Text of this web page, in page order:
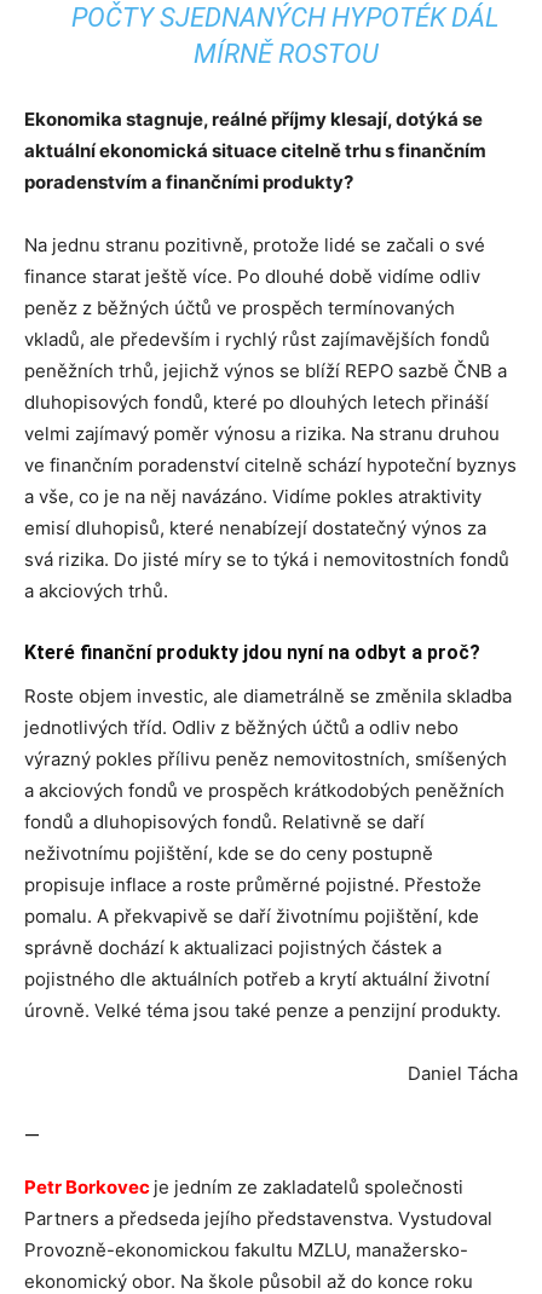
POČTY SJEDNANÝCH HYPOTÉK DÁL
MÍRNĚ ROSTOU
Ekonomika stagnuje, reálné příjmy klesají, dotýká se
aktuální ekonomická situace citelně trhu s finančním
poradenstvím a finančními produkty?
Na jednu stranu pozitivně, protože lidé se začali o své
finance starat ještě více. Po dlouhé době vidíme odliv
peněz z běžných účtů ve prospěch termínovaných
vkladů, ale především i rychlý růst zajímavějších fondů
peněžních trhů, jejichž výnos se blíží REPO sazbě ČNB a
dluhopisových fondů, které po dlouhých letech přináší
velmi zajímavý poměr výnosu a rizika. Na stranu druhou
ve finančním poradenství citelně schází hypoteční byznys
a vše, co je na něj navázáno. Vidíme pokles atraktivity
emisí dluhopisů, které nenabízejí dostatečný výnos za
svá rizika. Do jisté míry se to týká i nemovitostních fondů
a akciových trhů.
Které finanční produkty jdou nyní na odbyt a proč?
Roste objem investic, ale diametrálně se změnila skladba
jednotlivých tříd. Odliv z běžných účtů a odliv nebo
výrazný pokles přílivu peněz nemovitostních, smíšených
a akciových fondů ve prospěch krátkodobých peněžních
fondů a dluhopisových fondů. Relativně se daří
neživotnímu pojištění, kde se do ceny postupně
propisuje inflace a roste průměrné pojistné. Přestože
pomalu. A překvapivě se daří životnímu pojištění, kde
správně dochází k aktualizaci pojistných částek a
pojistného dle aktuálních potřeb a krytí aktuální životní
úrovně. Velké téma jsou také penze a penzijní produkty.
Daniel Tácha
—
Petr Borkovec je jedním ze zakladatelů společnosti
Partners a předseda jejího představenstva. Vystudoval
Provozně-ekonomickou fakultu MZLU, manažersko-
ekonomický obor. Na škole působil až do konce roku